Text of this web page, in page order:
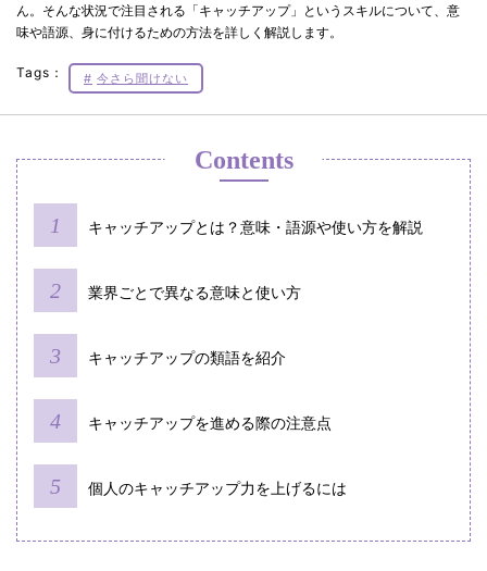
ん。そんな状況で注目される「キャッチアップ」というスキルについて、意
味や語源、身に付けるための方法を詳しく解説します。
Tags： 今さら聞けない
Contents
キャッチアップとは？意味・語源や使い方を解説
業界ごとで異なる意味と使い方
キャッチアップの類語を紹介
キャッチアップを進める際の注意点
個人のキャッチアップ力を上げるには